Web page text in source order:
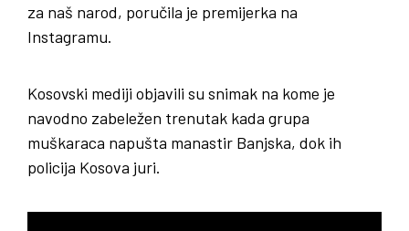
za naš narod, poručila je premijerka na
Instagramu.
Kosovski mediji objavili su snimak na kome je
navodno zabeležen trenutak kada grupa
muškaraca napušta manastir Banjska, dok ih
policija Kosova juri.